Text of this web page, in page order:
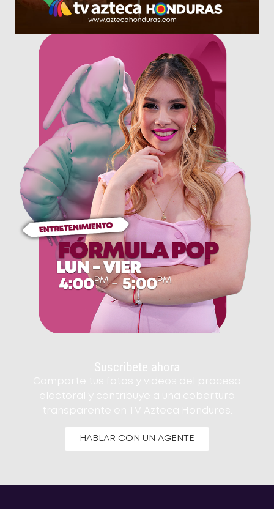
Suscribete ahora
Comparte tus fotos y videos del proceso
electoral y contribuye a una cobertura
transparente en TV Azteca Honduras.
HABLAR CON UN AGENTE